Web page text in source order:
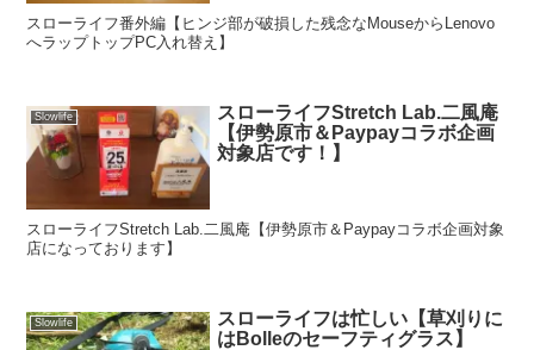
スローライフ番外編【ヒンジ部が破損した残念なMouseからLenovo
へラップトップPC入れ替え】
Slowlife
スローライフStretch Lab.二風庵
【伊勢原市＆Paypayコラボ企画
対象店です！】
スローライフStretch Lab.二風庵【伊勢原市＆Paypayコラボ企画対象
店になっております】
Slowlife
スローライフは忙しい【草刈りに
はBolleのセーフティグラス】